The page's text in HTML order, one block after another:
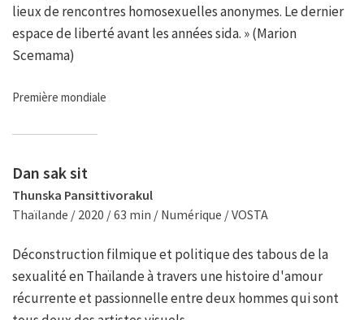
lieux de rencontres homosexuelles anonymes. Le dernier
espace de liberté avant les années sida. » (Marion
Scemama)
Première mondiale
Dan sak sit
Thunska Pansittivorakul
Thaïlande / 2020 / 63 min / Numérique / VOSTA
Déconstruction filmique et politique des tabous de la
sexualité en Thaïlande à travers une histoire d'amour
récurrente et passionnelle entre deux hommes qui sont